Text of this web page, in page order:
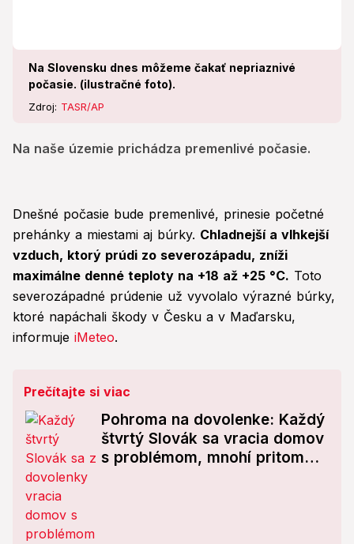
Na Slovensku dnes môžeme čakať nepriaznivé
počasie. (ilustračné foto).
Zdroj: TASR/AP
Na naše územie prichádza premenlivé počasie.
Dnešné počasie bude premenlivé, prinesie početné
prehánky a miestami aj búrky. Chladnejší a vlhkejší
vzduch, ktorý prúdi zo severozápadu, zníži
maximálne denné teploty na +18 až +25 °C. Toto
severozápadné prúdenie už vyvolalo výrazné búrky,
ktoré napáchali škody v Česku a v Maďarsku,
informuje iMeteo.
Prečítajte si viac
Pohroma na dovolenke: Každý
štvrtý Slovák sa vracia domov
s problémom, mnohí pritom